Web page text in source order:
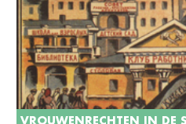
VROUWENRECHTEN IN DE